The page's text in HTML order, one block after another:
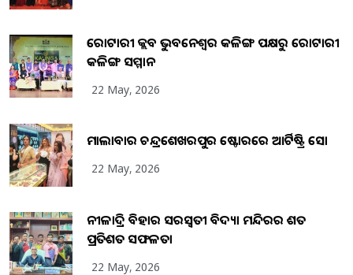
ରୋଟାରୀ କ୍ଲବ ଭୁବନେଶ୍ୱର କଳିଙ୍ଗ ପକ୍ଷରୁ ରୋଟାରୀ
କଳିଙ୍ଗ ସମ୍ମାନ
22 May, 2026
ମାଲାବାର ଚନ୍ଦ୍ରଶେଖରପୁର ଷ୍ଟୋରରେ ଆର୍ଟିଷ୍ଟ୍ରି ସୋ
22 May, 2026
ନୀଳାଦ୍ରି ବିହାର ସରସ୍ୱତୀ ବିଦ୍ୟା ମନ୍ଦିରର ଶତ
ପ୍ରତିଶତ ସଫଳତା
22 May, 2026